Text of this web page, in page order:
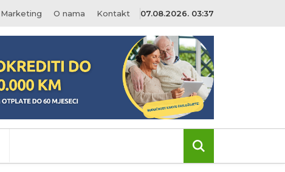
Marketing O nama Kontakt 07.08.2026. 03:37